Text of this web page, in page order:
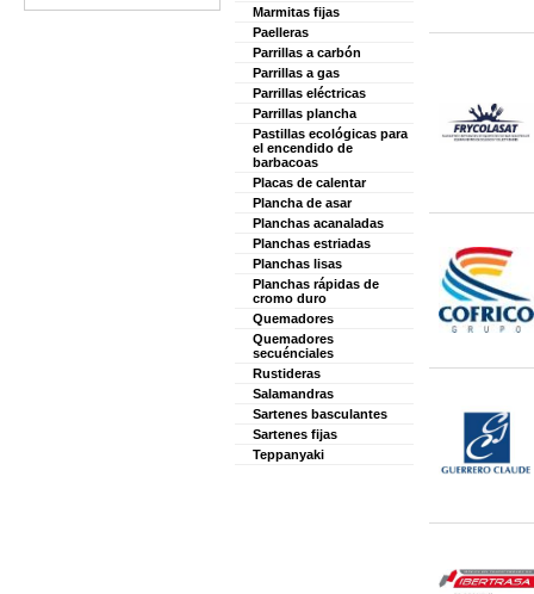
Marmitas fijas
Paelleras
Parrillas a carbón
Parrillas a gas
Parrillas eléctricas
Parrillas plancha
Pastillas ecológicas para
el encendido de
barbacoas
Placas de calentar
Plancha de asar
Planchas acanaladas
Planchas estriadas
Planchas lisas
Planchas rápidas de
cromo duro
Quemadores
Quemadores
secuénciales
Rustideras
Salamandras
Sartenes basculantes
Sartenes fijas
Teppanyaki